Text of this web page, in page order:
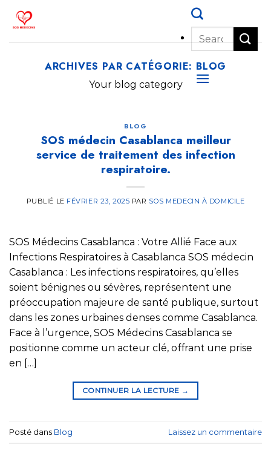
ARCHIVES PAR CATÉGORIE: BLOG
Your blog category
BLOG
SOS médecin Casablanca meilleur
service de traitement des infection
respiratoire.
PUBLIÉ LE FÉVRIER 23, 2025 PAR SOS MEDECIN À DOMICILE
SOS Médecins Casablanca : Votre Allié Face aux
Infections Respiratoires à Casablanca SOS médecin
Casablanca : Les infections respiratoires, qu’elles
soient bénignes ou sévères, représentent une
préoccupation majeure de santé publique, surtout
dans les zones urbaines denses comme Casablanca.
Face à l’urgence, SOS Médecins Casablanca se
positionne comme un acteur clé, offrant une prise
en […]
CONTINUER LA LECTURE →
Posté dans Blog Laissez un commentaire